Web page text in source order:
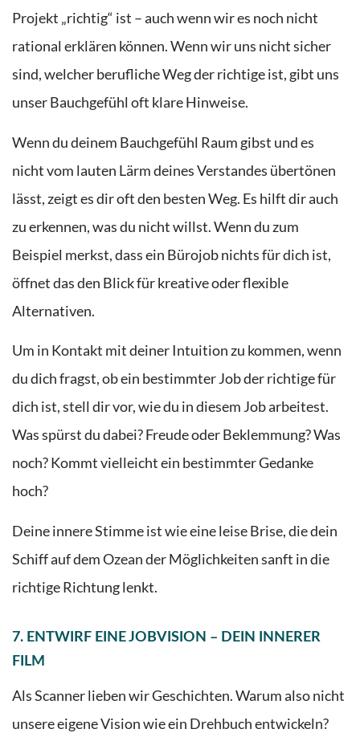
Projekt „richtig“ ist – auch wenn wir es noch nicht
rational erklären können. Wenn wir uns nicht sicher
sind, welcher berufliche Weg der richtige ist, gibt uns
unser Bauchgefühl oft klare Hinweise.
Wenn du deinem Bauchgefühl Raum gibst und es
nicht vom lauten Lärm deines Verstandes übertönen
lässt, zeigt es dir oft den besten Weg. Es hilft dir auch
zu erkennen, was du nicht willst. Wenn du zum
Beispiel merkst, dass ein Bürojob nichts für dich ist,
öffnet das den Blick für kreative oder flexible
Alternativen.
Um in Kontakt mit deiner Intuition zu kommen, wenn
du dich fragst, ob ein bestimmter Job der richtige für
dich ist, stell dir vor, wie du in diesem Job arbeitest.
Was spürst du dabei? Freude oder Beklemmung? Was
noch? Kommt vielleicht ein bestimmter Gedanke
hoch?
Deine innere Stimme ist wie eine leise Brise, die dein
Schiff auf dem Ozean der Möglichkeiten sanft in die
richtige Richtung lenkt.
7. ENTWIRF EINE JOBVISION – DEIN INNERER
FILM
Als Scanner lieben wir Geschichten. Warum also nicht
unsere eigene Vision wie ein Drehbuch entwickeln?